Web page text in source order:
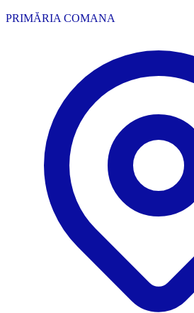
PRIMĂRIA COMANA